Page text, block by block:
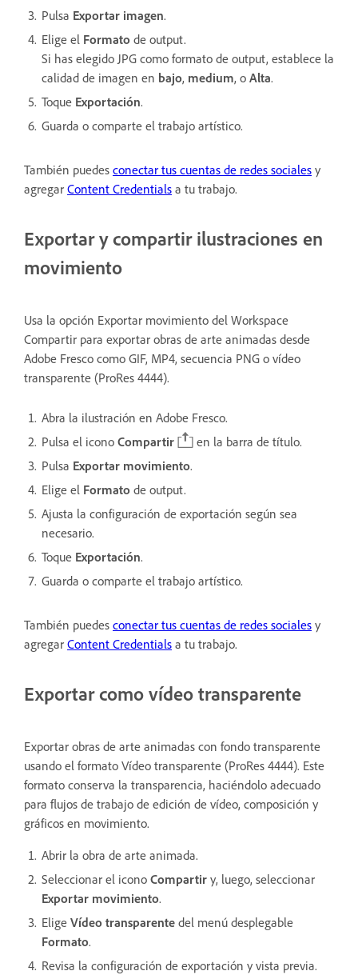
Pulsa Exportar imagen.
Elige el Formato de output.
Si has elegido JPG como formato de output, establece la
calidad de imagen en bajo, medium, o Alta.
Toque Exportación.
Guarda o comparte el trabajo artístico.
También puedes conectar tus cuentas de redes sociales y
agregar Content Credentials a tu trabajo.
Exportar y compartir ilustraciones en
movimiento
Usa la opción Exportar movimiento del Workspace
Compartir para exportar obras de arte animadas desde
Adobe Fresco como GIF, MP4, secuencia PNG o vídeo
transparente (ProRes 4444).
Abra la ilustración en Adobe Fresco.
Pulsa el icono Compartir
en la barra de título.
Pulsa Exportar movimiento.
Elige el Formato de output.
Ajusta la configuración de exportación según sea
necesario.
Toque Exportación.
Guarda o comparte el trabajo artístico.
También puedes conectar tus cuentas de redes sociales y
agregar Content Credentials a tu trabajo.
Exportar como vídeo transparente
Exportar obras de arte animadas con fondo transparente
usando el formato Vídeo transparente (ProRes 4444). Este
formato conserva la transparencia, haciéndolo adecuado
para flujos de trabajo de edición de vídeo, composición y
gráficos en movimiento.
Abrir la obra de arte animada.
Seleccionar el icono Compartir y, luego, seleccionar
Exportar movimiento.
Elige Vídeo transparente del menú desplegable
Formato.
Revisa la configuración de exportación y vista previa.